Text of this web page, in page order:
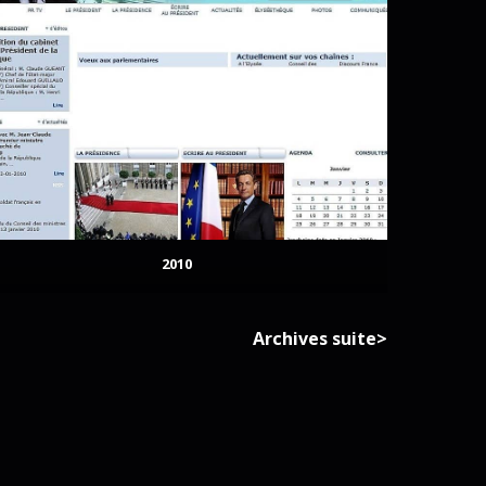
2010
Archives suite>